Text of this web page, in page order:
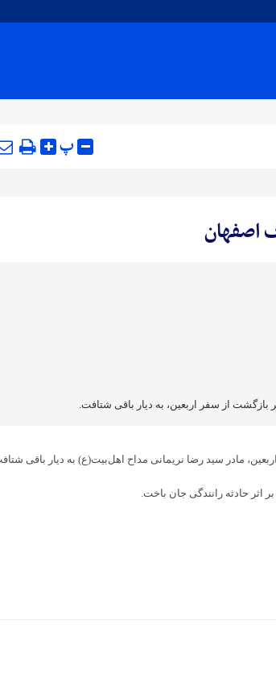
پ
اصفهان
بازگشت از سفر اربعین، به دیار باقی شتافت.
مادر سید رضا نریمانی مداح اهل‌بیت(ع) به دیار باقی
اثر حادثه رانندگی جان باخت.